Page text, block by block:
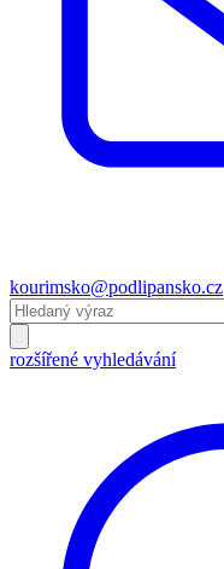
kourimsko@podlipansko.cz
rozšířené vyhledávání